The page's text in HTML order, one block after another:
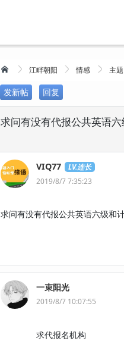
江畔朝阳 情感 主
发新帖 回复
求问有没有代报公共英语
VIQ77
LV.连长
2019/8/7 7:35:23
求问有没有代报公共英语六级和
一束阳光
2019/8/7 10:07:55
求代报名机构